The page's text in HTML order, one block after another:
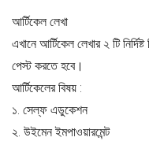
আর্টিকেল লেখা
এখানে আর্টিকেল লেখার ২ টি
পেস্ট করতে হবে।
আর্টিকেলের বিষয় :
১. সেল্ফ এডুকেশন
২. উইমেন ইমপাওয়ারমেন্ট